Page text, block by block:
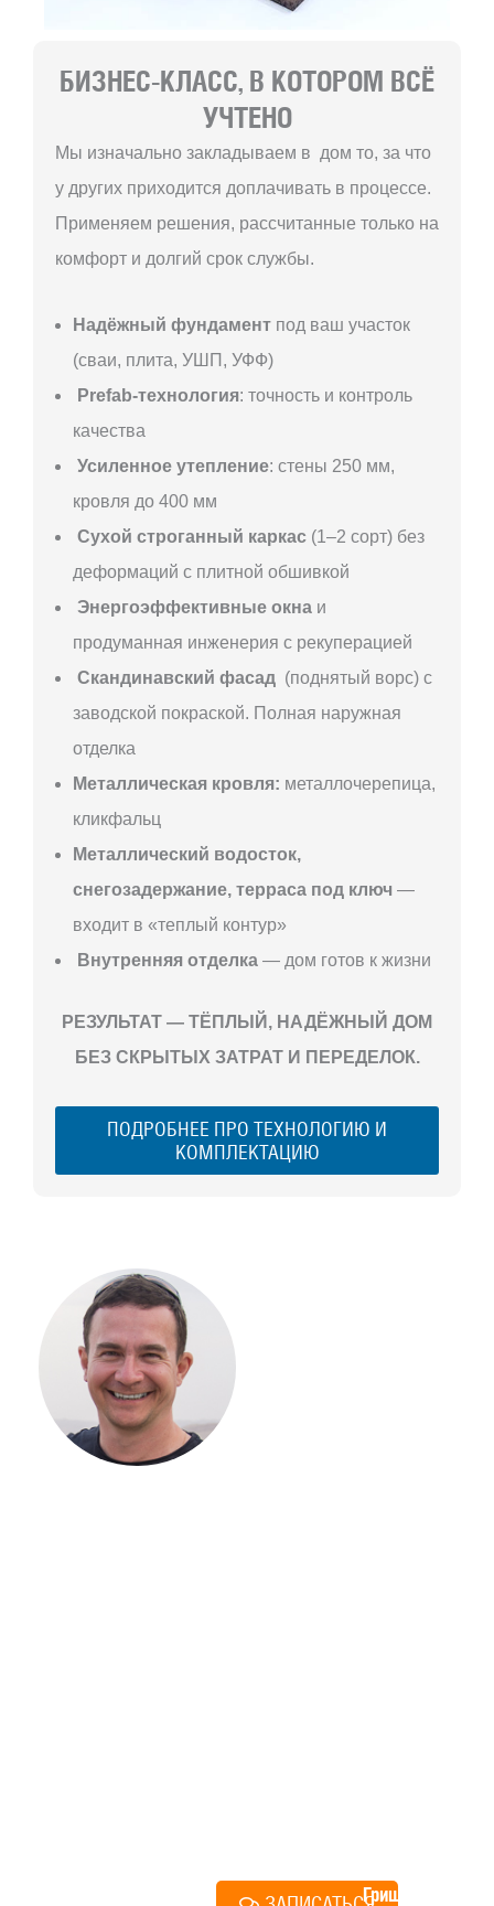
БИЗНЕС-КЛАСС, В КОТОРОМ ВСЁ
УЧТЕНО
Мы изначально закладываем в дом то, за что
у других приходится доплачивать в процессе.
Применяем решения, рассчитанные только на
комфорт и долгий срок службы.
Надёжный фундамент под ваш участок
(сваи, плита, УШП, УФФ)
Prefab-технология: точность и контроль
качества
Усиленное утепление: стены 250 мм,
кровля до 400 мм
Сухой строганный каркас (1–2 сорт) без
деформаций с плитной обшивкой
Энергоэффективные окна и
продуманная инженерия с рекуперацией
Скандинавский фасад (поднятый ворс) с
заводской покраской. Полная наружная
отделка
Металлическая кровля: металлочерепица,
кликфальц
Металлический водосток,
снегозадержание, терраса под ключ —
входит в «теплый контур»
Внутренняя отделка — дом готов к жизни
РЕЗУЛЬТАТ — ТЁПЛЫЙ, НАДЁЖНЫЙ ДОМ
БЕЗ СКРЫТЫХ ЗАТРАТ И ПЕРЕДЕЛОК.
ПОДРОБНЕЕ ПРО ТЕХНОЛОГИЮ И
КОМПЛЕКТАЦИЮ
Грищенко